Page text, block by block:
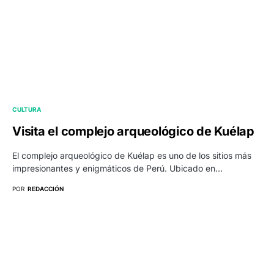
CULTURA
Visita el complejo arqueológico de Kuélap
El complejo arqueológico de Kuélap es uno de los sitios más
impresionantes y enigmáticos de Perú. Ubicado en…
POR REDACCIÓN